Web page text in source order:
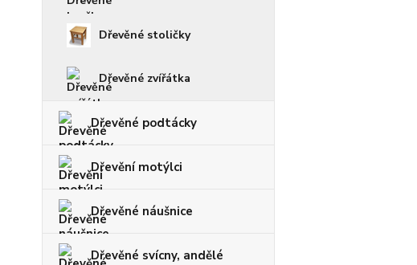
Dřevěné stoličky
Dřevěné zvířátka
Dřevěné podtácky
Dřevění motýlci
Dřevěné náušnice
Dřevěné svícny, andělé